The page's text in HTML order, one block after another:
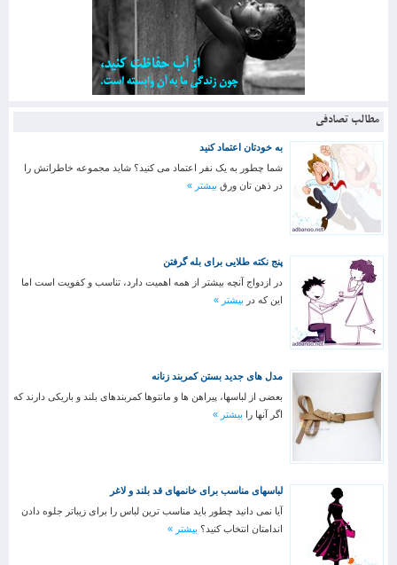
مطالب تصادفی
به خودتان اعتماد کنید
شما چطور به یک نفر اعتماد می کنید؟ شاید مجموعه خاطراتش را
در ذهن تان ورق بیشتر »
پنج نکته طلایی برای بله گرفتن
در ازدواج آنچه بیشتر از همه اهمیت دارد، تناسب و کفویت است اما
این که در بیشتر »
مدل های جدید بستن کمربند زنانه
بعضی از لباسها، پیراهن ها و مانتوها کمربندهای بلند و باریکی دارند که
اگر آنها را بیشتر »
لباسهای مناسب برای خانمهای قد بلند و لاغر
آیا نمی دانید چطور باید مناسب ترین لباس را برای زیباتر جلوه دادن
اندامتان انتخاب کنید؟ بیشتر »